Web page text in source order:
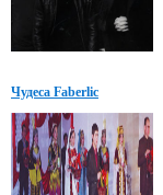
Чудеса Faberlic